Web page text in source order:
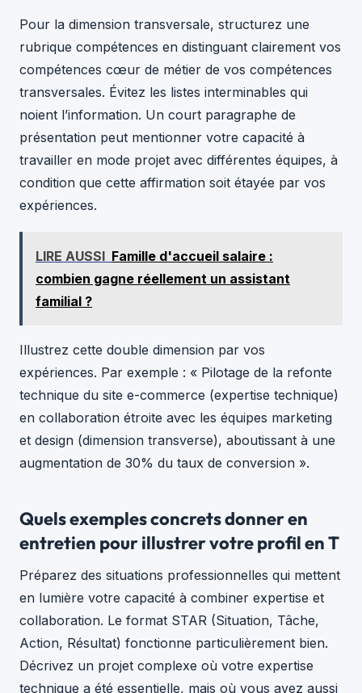
Pour la dimension transversale, structurez une
rubrique compétences en distinguant clairement vos
compétences cœur de métier de vos compétences
transversales. Évitez les listes interminables qui
noient l’information. Un court paragraphe de
présentation peut mentionner votre capacité à
travailler en mode projet avec différentes équipes, à
condition que cette affirmation soit étayée par vos
expériences.
LIRE AUSSI Famille d'accueil salaire :
combien gagne réellement un assistant
familial ?
Illustrez cette double dimension par vos
expériences. Par exemple : « Pilotage de la refonte
technique du site e-commerce (expertise technique)
en collaboration étroite avec les équipes marketing
et design (dimension transverse), aboutissant à une
augmentation de 30% du taux de conversion ».
Quels exemples concrets donner en
entretien pour illustrer votre profil en T
Préparez des situations professionnelles qui mettent
en lumière votre capacité à combiner expertise et
collaboration. Le format STAR (Situation, Tâche,
Action, Résultat) fonctionne particulièrement bien.
Décrivez un projet complexe où votre expertise
technique a été essentielle, mais où vous avez aussi